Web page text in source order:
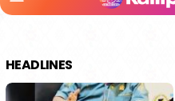
Mobile
HEADLINES